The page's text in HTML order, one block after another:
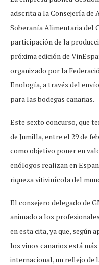
adscrita a la Consejería de
Soberanía Alimentaria del
participación de la
próxima edición de
organizado por la
Enología, a través del
para las bodegas canarias.
Este sexto concurso, que
de Jumilla, entre el 29 de
como objetivo poner en
enólogos realizan en
riqueza vitivinícola del
El consejero delegado de
animado a los
en esta cita, ya que, según
los vinos canarios está
internacional, un reflejo de